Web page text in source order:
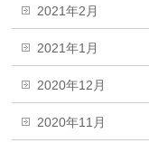
2021年2月
2021年1月
2020年12月
2020年11月